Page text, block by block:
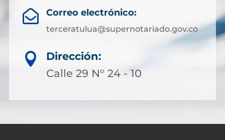
 Correo electrónico:
terceratulua@supernotariado.gov.co

Dirección:
Calle 29 N° 24 - 10